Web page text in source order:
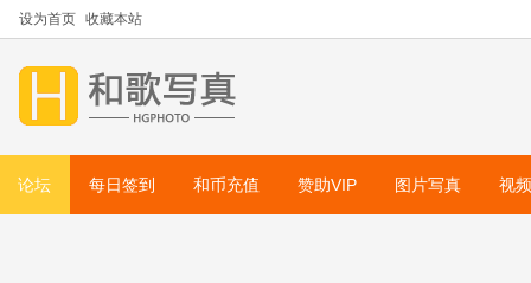
设为首页 收藏本站
论坛 每日签到 和币充值 赞助VIP 图片写真 视